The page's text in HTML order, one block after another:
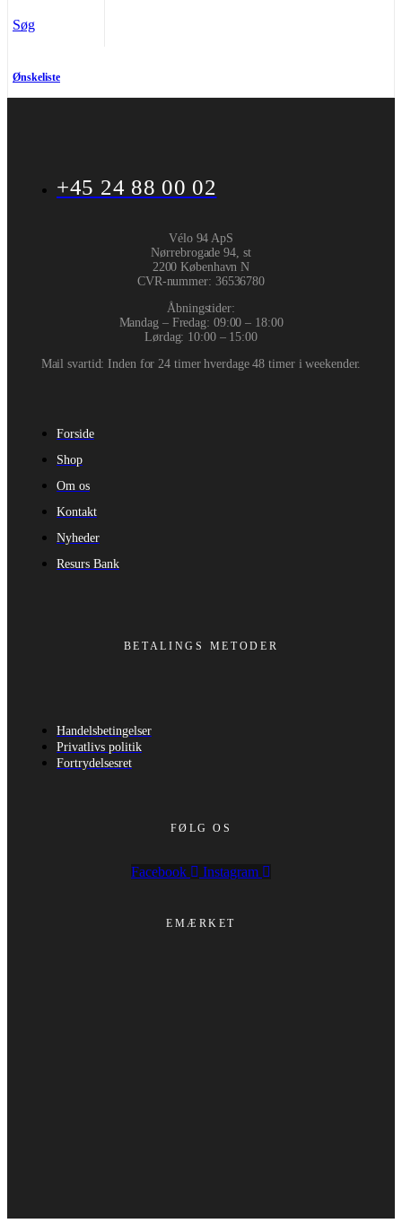
Søg
Ønskeliste
+45 24 88 00 02
Vélo 94 ApS
Nørrebrogade 94, st
2200 København N
CVR-nummer: 36536780
Åbningstider:
Mandag – Fredag: 09:00 – 18:00
Lørdag: 10:00 – 15:00
Mail svartid: Inden for 24 timer hverdage 48 timer i weekender.
Forside
Shop
Om os
Kontakt
Nyheder
Resurs Bank
BETALINGS METODER
Handelsbetingelser
Privatlivs politik
Fortrydelsesret
FØLG OS
Facebook Instagram
EMÆRKET